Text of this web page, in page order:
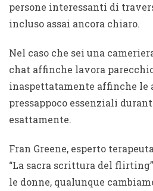
persone interessanti di
incluso assai ancora chiaro.
Nel caso che sei una
chat affinche lavora
inaspettatamente affinche le
pressappoco essenziali
esattamente.
Fran Greene, esperto
“La sacra scrittura del
le donne, qualunque